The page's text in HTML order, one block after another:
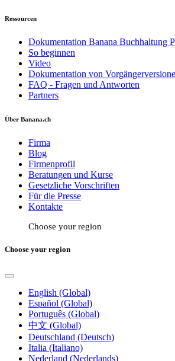
Ressourcen
Dokumentation Banana Buchhaltung
So beginnen
Video
Dokumentation von
FAQ - Fragen und Antworten
Partners
Über Banana.ch
Firma
Blog
Firmenprofil
Beratungen und Kurse
Gesetzliche Vorschriften
Für die Presse
Kontakte
Choose your region
Choose your region
English (Global)
Español (Global)
Português (Global)
中文 (Global)
Deutschland (Deutsch)
Italia (Italiano)
Nederland (Nederlands)